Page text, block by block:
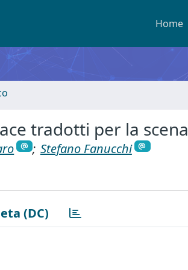
Home
tradotti per la scena
; Stefano Fanucchi
(DC)